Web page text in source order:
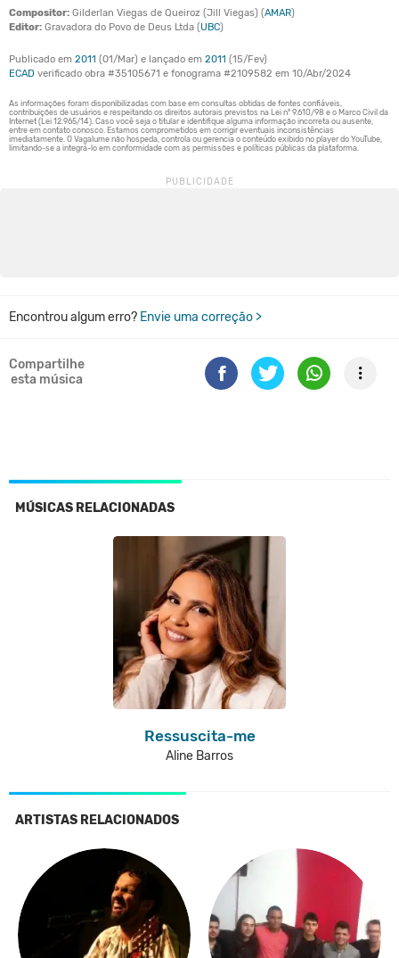
Compositor: Gilderlan Viegas de Queiroz (Jill Viegas) (AMAR)
Editor: Gravadora do Povo de Deus Ltda (UBC)
Publicado em 2011 (01/Mar) e lançado em 2011 (15/Fev)
ECAD verificado obra #35105671 e fonograma #2109582 em 10/Abr/2024
Encontrou algum erro? Envie uma correção >
Compartilhe
esta música
MÚSICAS RELACIONADAS
Ressuscita-me
Aline Barros
ARTISTAS RELACIONADOS